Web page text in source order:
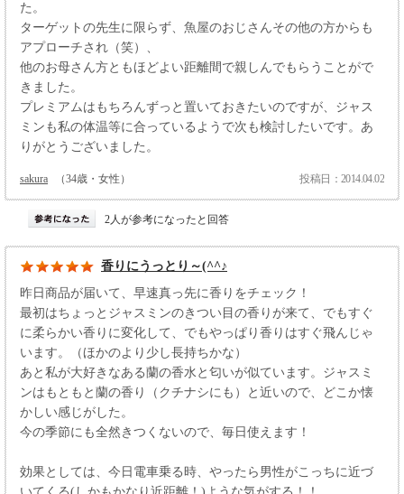
た。
ターゲットの先生に限らず、魚屋のおじさんその他の方からも
アプローチされ（笑）、
他のお母さん方ともほどよい距離間で親しんでもらうことがで
きました。
プレミアムはもちろんずっと置いておきたいのですが、ジャス
ミンも私の体温等に合っているようで次も検討したいです。あ
りがとうございました。
sakura （34歳・女性） 投稿日：2014.04.02
2人が参考になったと回答
香りにうっとり～(^^♪
昨日商品が届いて、早速真っ先に香りをチェック！
最初はちょっとジャスミンのきつい目の香りが来て、でもすぐ
に柔らかい香りに変化して、でもやっぱり香りはすぐ飛んじゃ
います。（ほかのより少し長持ちかな）
あと私が大好きなある蘭の香水と匂いが似ています。ジャスミ
ンはもともと蘭の香り（クチナシにも）と近いので、どこか懐
かしい感じがした。
今の季節にも全然きつくないので、毎日使えます！
効果としては、今日電車乗る時、やったら男性がこっちに近づ